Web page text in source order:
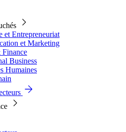
et Entrepreneuriat
et Marketing
Business
Humaines